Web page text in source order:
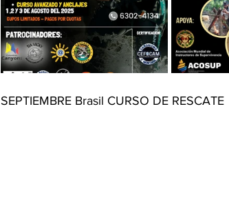
SEPTIEMBRE Brasil CURSO DE RESCATE